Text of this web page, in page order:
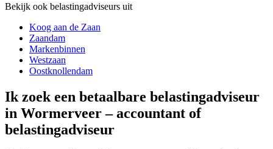
Bekijk ook belastingadviseurs uit
Koog aan de Zaan
Zaandam
Markenbinnen
Westzaan
Oostknollendam
Ik zoek een betaalbare belastingadviseur
in Wormerveer – accountant of
belastingadviseur